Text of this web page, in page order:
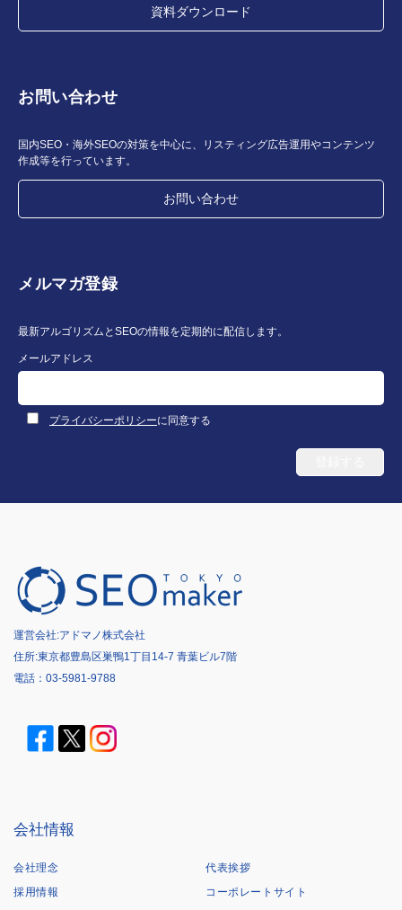
資料ダウンロード
お問い合わせ
国内SEO・海外SEOの対策を中心に、リスティング広告運用やコンテンツ
作成等を行っています。
お問い合わせ
メルマガ登録
最新アルゴリズムとSEOの情報を定期的に配信します。
メールアドレス
プライバシーポリシーに同意する
運営会社:アドマノ株式会社
住所:東京都豊島区巣鴨1丁目14-7 青葉ビル7階
電話： 03-5981-9788
会社情報
会社理念
代表挨拶
採用情報
コーポレートサイト